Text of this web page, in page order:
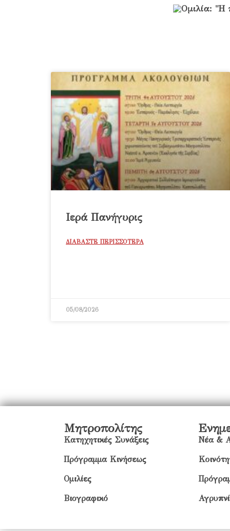
Ιερά Πανήγυρις
ΔΙΑΒΑΣΤΕ ΠΕΡΙΣΣΟΤΕΡΑ
05/08/2026
Μητροπολίτης
Κατηχητικές Συνάξεις
Πρόγραμμα Κινήσεως
Ομιλίες
Βιογραφικό
Νέα &